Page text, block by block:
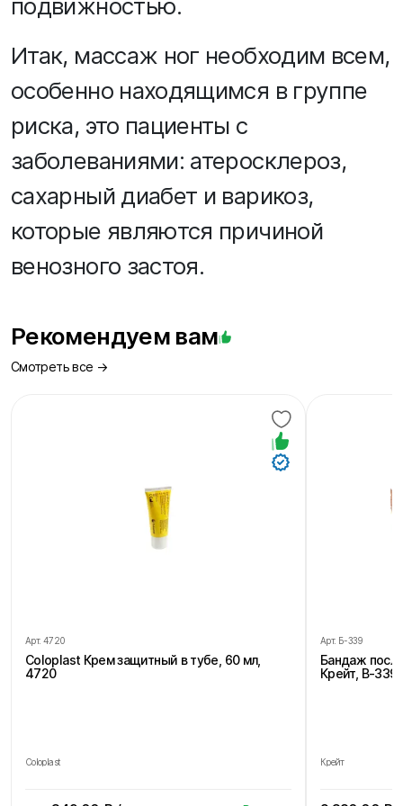
подвижностью.
Итак, массаж ног необходим всем,
особенно находящимся в группе
риска, это пациенты с
заболеваниями: атеросклероз,
сахарный диабет и варикоз,
которые являются причиной
венозного застоя.
Рекомендуем вам
Смотреть все →
Арт. 4720
Coloplast Крем защитный в тубе, 60 мл,
4720
Coloplast
Арт. Б-339
Бандаж
Крейт, В-
Крейт